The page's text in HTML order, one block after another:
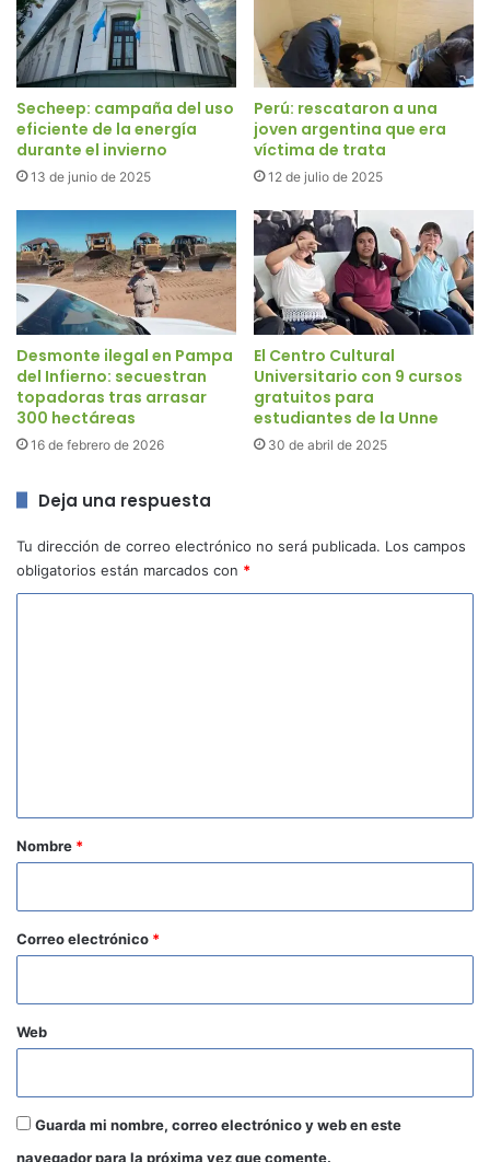
Secheep: campaña del uso
eficiente de la energía
durante el invierno
13 de junio de 2025
Perú: rescataron a una
joven argentina que era
víctima de trata
12 de julio de 2025
Desmonte ilegal en Pampa
del Infierno: secuestran
topadoras tras arrasar
300 hectáreas
16 de febrero de 2026
El Centro Cultural
Universitario con 9 cursos
gratuitos para
estudiantes de la Unne
30 de abril de 2025
Deja una respuesta
Tu dirección de correo electrónico no será publicada. Los campos
obligatorios están marcados con *
r
*
Nombre *
Correo electrónico *
Web
Guarda mi nombre, correo electrónico y web en este
navegador para la próxima vez que comente.